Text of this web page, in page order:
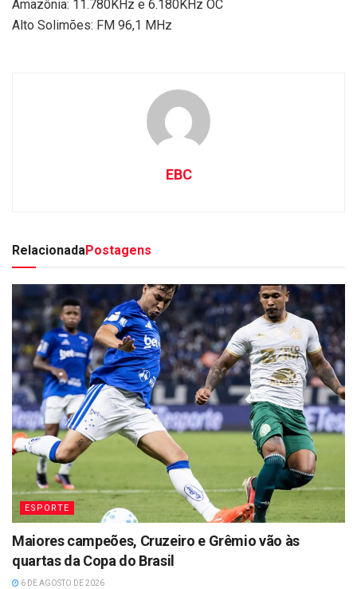
Amazônia: 11.780KHz e 6.180KHz OC
Alto Solimões: FM 96,1 MHz
EBC
RelacionadaPostagens
ESPORTE
Maiores campeões, Cruzeiro e Grêmio vão às
quartas da Copa do Brasil
6 DE AGOSTO DE 2026